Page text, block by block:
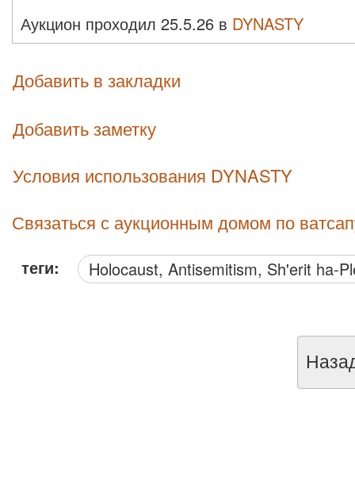
Аукцион проходил 25.5.26 в DYNASTY
Добавить в закладки
Добавить заметку
Условия использования DYNASTY
Связаться с аукционным домом по
теги: Holocaust, Antisemitism, Sh'erit ha-